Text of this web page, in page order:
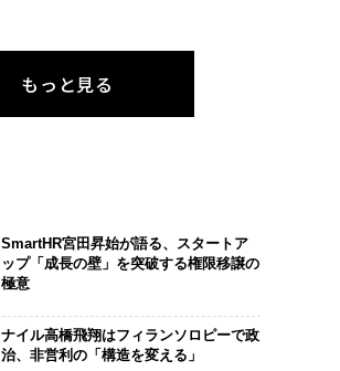
もっと見る
SmartHR宮田昇始が語る、スタートア
ップ「成長の壁」を突破する権限移譲の
極意
ナイル高橋飛翔はフィランソロピーで政
治、非営利の「構造を変える」